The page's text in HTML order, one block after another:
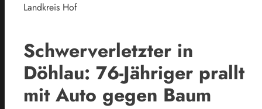
Landkreis Hof
Schwerverletzter in
Döhlau: 76-Jähriger prallt
mit Auto gegen Baum